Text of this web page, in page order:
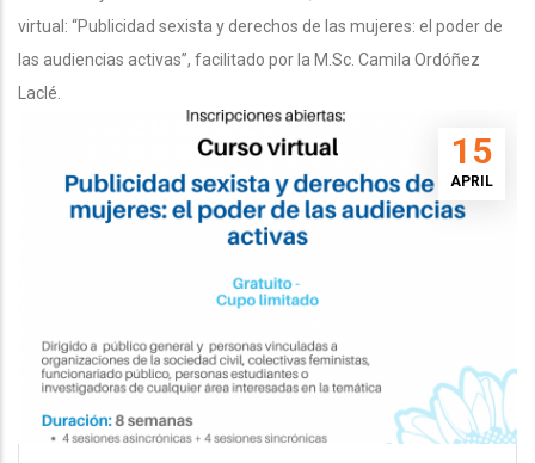
virtual: “Publicidad sexista y derechos de las mujeres: el poder de
las audiencias activas”, facilitado por la M.Sc. Camila Ordóñez
Laclé.
15
APRIL